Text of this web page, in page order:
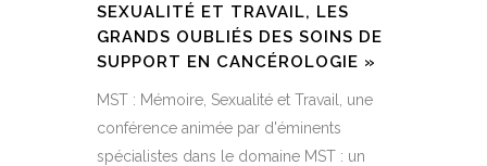
SEXUALITÉ ET TRAVAIL, LES
GRANDS OUBLIÉS DES SOINS DE
SUPPORT EN CANCÉROLOGIE »
MST : Mémoire, Sexualité et Travail, une
conférence animée par d'éminents
spécialistes dans le domaine MST : un